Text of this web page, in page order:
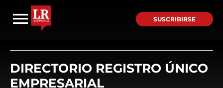
SUSCRIBIRSE
DIRECTORIO REGISTRO ÚNICO
EMPRESARIAL